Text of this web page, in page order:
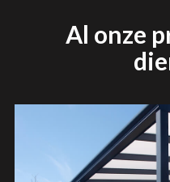
Al onze